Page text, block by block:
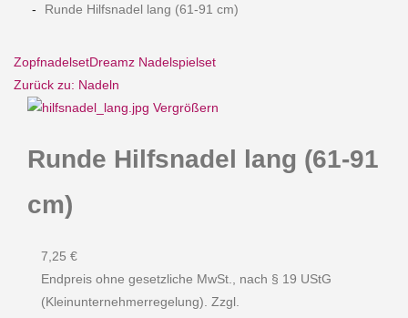
Runde Hilfsnadel lang (61-91 cm)
ZopfnadelsetDreamz Nadelspielset
Zurück zu: Nadeln
Vergrößern
Runde Hilfsnadel lang (61-91
cm)
7,25 €
Endpreis ohne gesetzliche MwSt., nach § 19 UStG
(Kleinunternehmerregelung). Zzgl.